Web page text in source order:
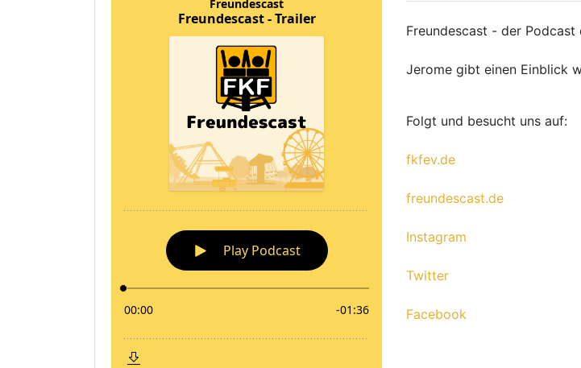
Freundescast - der Podcast
Jerome gibt einen Einblick
Folgt und besucht uns auf:
fkfev.de
freundescast.de
Instagram
Twitter
Facebook